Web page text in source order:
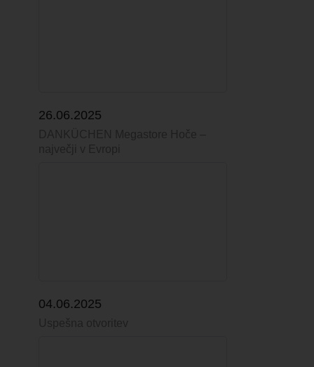
26.06.2025
04.06.2025